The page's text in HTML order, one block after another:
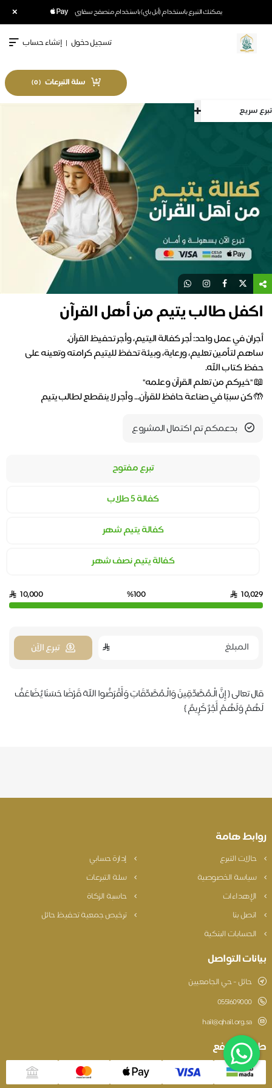
يمكنك التبرع باستخدام (أبل باي) باستخدام متصفح سفاري ×
تبرع سريع
تسجيل دخول | إنشاء حساب
سلة التبرعات (
0
)
اكفل طالب يتيم من أهل القرآن
ساهم لتأمين تعليم، ورعاية، وبيئة تحفظ لليتيم كرامته وتعينه على
🤲 كن سببًا في صناعة حافظ للقرآن… وأجر لا ينقطع لطالب يتيم
بدعمكم تم اكتمال المشروع
تبرع مفتوح
كفالة ٥ طلاب
كفالة يتيم شهر
كفالة يتيم نصف شهر
10,029
%100
10,000
تبرع الآن
قال تعالى ‏{ إِنَّ الْـمُصَّدِّقِينَ وَالْـمُصَّدِّقَاتِ وَأَقْرَضُوا اللهَ قَرْضًا حَسَنًا يُضَاعَفُ
لَهُمْ وَلَهُمْ أَجْرٌ كَرِيمٌ }
روابط هامة
حالات التبرع
إدارة حسابي
سياسة الخصوصية
سلة التبرعات
الإهداءات
حاسبة الزكاة
اتصل بنا
ترخيص جمعية تحفيظ حائل
الحسابات البنكية
بيانات التواصل
حائل - حي الجامعيين
0551609000
hail@qhail.org.sa
طريقة الدفع